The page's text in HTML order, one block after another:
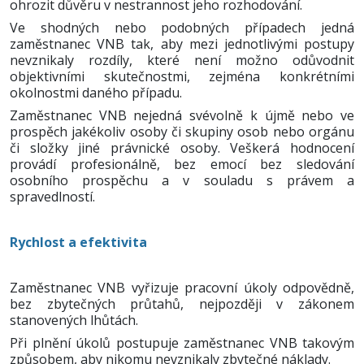
ohrozit důvěru v nestrannost jeho rozhodování.
Ve shodných nebo podobných případech jedná
zaměstnanec VNB tak, aby mezi jednotlivými postupy
nevznikaly rozdíly, které není možno odůvodnit
objektivními skutečnostmi, zejména konkrétními
okolnostmi daného případu.
Zaměstnanec VNB nejedná svévolně k újmě nebo ve
prospěch jakékoliv osoby či skupiny osob nebo orgánu
či složky jiné právnické osoby. Veškerá hodnocení
provádí profesionálně, bez emocí bez sledování
osobního prospěchu a v souladu s právem a
spravedlností.
Rychlost a efektivita
Zaměstnanec VNB vyřizuje pracovní úkoly odpovědně,
bez zbytečných průtahů, nejpozději v zákonem
stanovených lhůtách.
Při plnění úkolů postupuje zaměstnanec VNB takovým
způsobem, aby nikomu nevznikaly zbytečné náklady.